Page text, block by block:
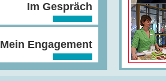
Im Gespräch
Mein Engagement